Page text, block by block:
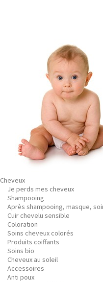
Cheveux
Je perds mes cheveux
Shampooing
Après shampooing, masque,
Cuir chevelu sensible
Coloration
Soins cheveux colorés
Produits coiffants
Soins bio
Cheveux au soleil
Accessoires
Anti poux